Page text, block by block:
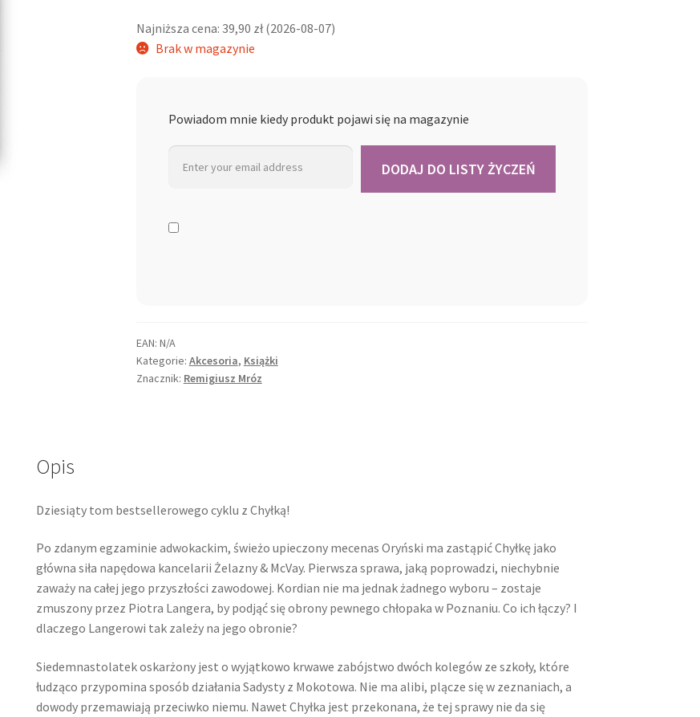
wynosiła:wynosi:
Najniższa cena: 39,90 zł(2026-08-07)
Brak w magazynie
Powiadom mnie kiedy produkt pojawi się na magazynie
EAN: N/A
Kategorie: Akcesoria, Książki
Znacznik: Remigiusz Mróz
Opis
Dziesiąty tom bestsellerowego cyklu z Chyłką!
Po zdanym egzaminie adwokackim, świeżo upieczony mecenas Oryński ma zastąpić Chyłkę jako
główna siła napędowa kancelarii Żelazny & McVay. Pierwsza sprawa, jaką poprowadzi, niechybnie
zaważy na całej jego przyszłości zawodowej. Kordian nie ma jednak żadnego wyboru – zostaje
zmuszony przez Piotra Langera, by podjąć się obrony pewnego chłopaka w Poznaniu. Co ich łączy? I
dlaczego Langerowi tak zależy na jego obronie?
Siedemnastolatek oskarżony jest o wyjątkowo krwawe zabójstwo dwóch kolegów ze szkoły, które
łudząco przypomina sposób działania Sadysty z Mokotowa. Nie ma alibi, plącze się w zeznaniach, a
dowody przemawiają przeciwko niemu. Nawet Chyłka jest przekonana, że tej sprawy nie da się